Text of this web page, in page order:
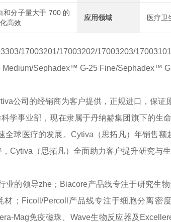
和分子量大于 700 的
高效
应用领域 医疗卫
17003201/17003202/17003203/
Sephadex™ G-25 Fine/Sephadex™
公司的经销商为客户提供，正规进口，保证
学事业部，现在隶属于丹纳赫集团旗下的生
全球医疗的发展。Cytiva（思拓凡）年销售额
Cytiva（思拓凡）全面助力客户提升研究与
业的领导zhe；Biacore产品线专注于研究生
；Ficoll/Percoll产品线专注于细胞分离密
Mag免疫磁珠、Wave生物反应器及